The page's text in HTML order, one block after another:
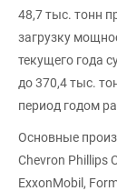
48,7 тыс. тонн
загрузку
текущего года
до 370,4 тыс.
период годом
Основные
Chevron Phillips
ExxonMobil,